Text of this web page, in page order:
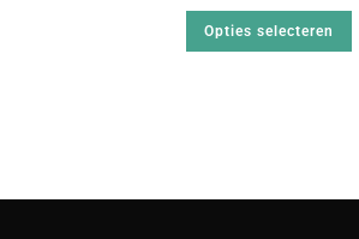
Opties selecteren